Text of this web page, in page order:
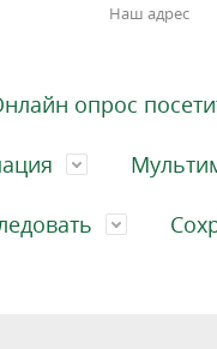
Наш адрес
опрос